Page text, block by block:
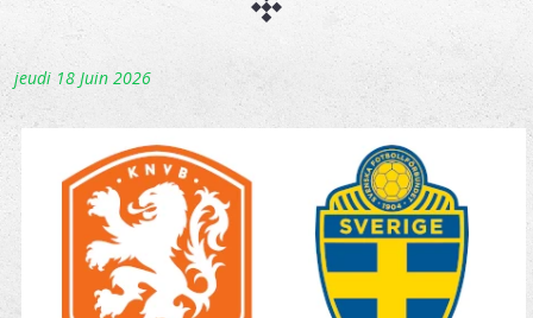
jeudi 18 Juin 2026